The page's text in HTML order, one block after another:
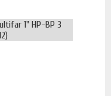
1" НР-ВР 3